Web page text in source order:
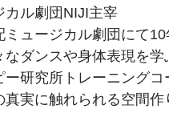
カル劇団NIJI主宰
ミュージカル劇団にて
なダンスや身体表現を学
ー研究所トレーニング
真実に触れられる空間